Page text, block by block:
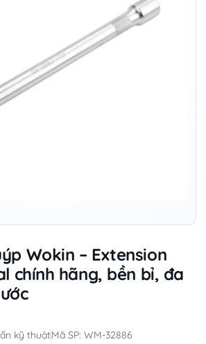
Wokin – Extension
chính hãng, bền bỉ, đa
kỹ thuậtMã SP: WM-32886